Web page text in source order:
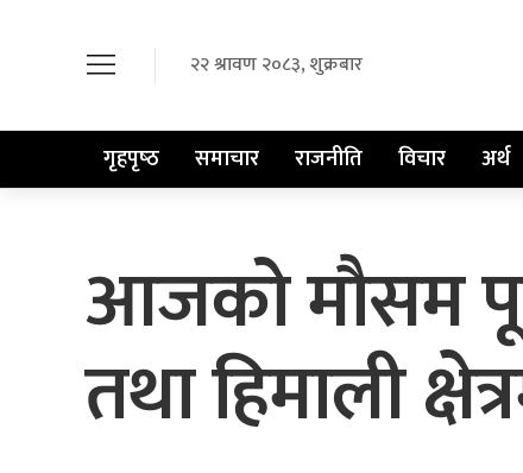
२२ श्रावण २०८३, शुक्रबार
गृहपृष्‍ठ समाचार राजनीति विचार अर्थ
आजको मौसम
तथा हिमाली